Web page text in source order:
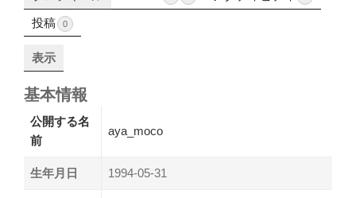
投稿 0
表示
基本情報
公開する名
前
aya_moco
生年月日 1994-05-31